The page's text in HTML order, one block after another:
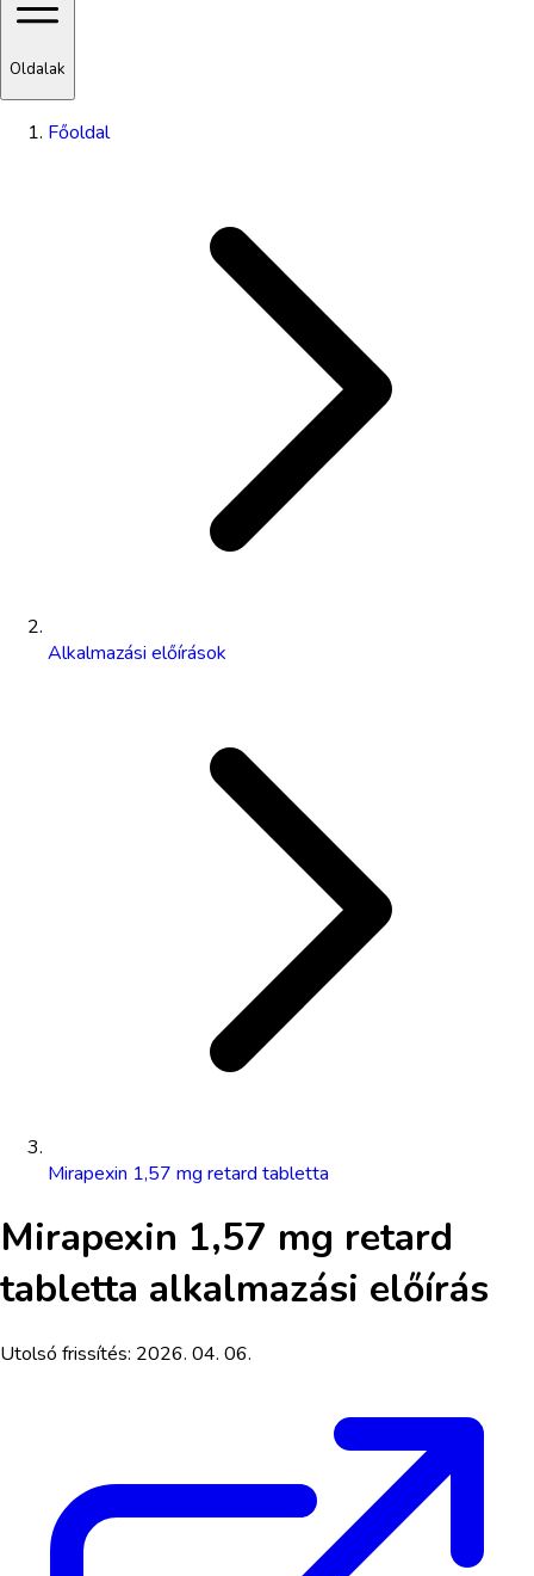
Oldalak
Főoldal
Alkalmazási előírások
Mirapexin 1,57 mg retard tabletta
Mirapexin 1,57 mg retard
tabletta alkalmazási előírás
Utolsó frissítés: 2026. 04. 06.